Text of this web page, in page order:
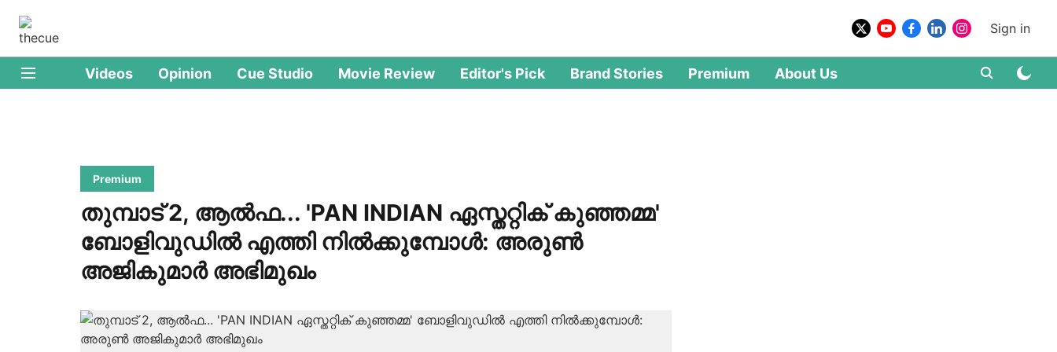
Sign in
Videos Opinion Cue Studio Movie Review Editor's Pick Brand Stories Premium About Us
Premium
തുമ്പാട് 2, ആൽഫ... 'PAN INDIAN ഏസ്തറ്റിക് കുഞ്ഞമ്മ'
ബോളിവുഡിൽ എത്തി നിൽക്കുമ്പോൾ: അരുൺ
അജികുമാർ അഭിമുഖം